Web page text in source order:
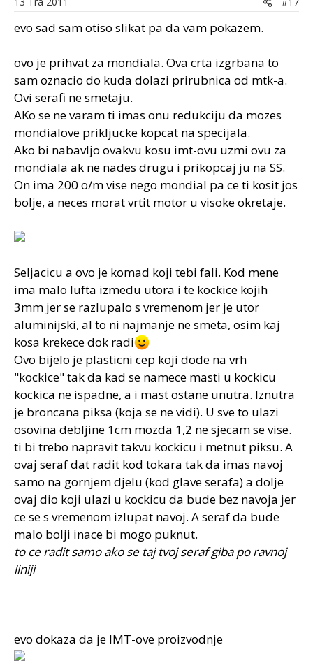
evo sad sam otiso slikat pa da vam pokazem.
ovo je prihvat za mondiala. Ova crta izgrbana to
sam oznacio do kuda dolazi prirubnica od mtk-a.
Ovi serafi ne smetaju.
AKo se ne varam ti imas onu redukciju da mozes
mondialove prikljucke kopcat na specijala.
Ako bi nabavljo ovakvu kosu imt-ovu uzmi ovu za
mondiala ak ne nades drugu i prikopcaj ju na SS.
On ima 200 o/m vise nego mondial pa ce ti kosit jos
bolje, a neces morat vrtit motor u visoke okretaje.
Seljacicu a ovo je komad koji tebi fali. Kod mene
ima malo lufta izmedu utora i te kockice kojih
3mm jer se razlupalo s vremenom jer je utor
aluminijski, al to ni najmanje ne smeta, osim kaj
kosa krekece dok radi
Ovo bijelo je plasticni cep koji dode na vrh
"kockice" tak da kad se namece masti u kockicu
kockica ne ispadne, a i mast ostane unutra. Iznutra
je broncana piksa (koja se ne vidi). U sve to ulazi
osovina debljine 1cm mozda 1,2 ne sjecam se vise.
ti bi trebo napravit takvu kockicu i metnut piksu. A
ovaj seraf dat radit kod tokara tak da imas navoj
samo na gornjem djelu (kod glave serafa) a dolje
ovaj dio koji ulazi u kockicu da bude bez navoja jer
ce se s vremenom izlupat navoj. A seraf da bude
malo bolji inace bi mogo puknut.
to ce radit samo ako se taj tvoj seraf giba po ravnoj
liniji
evo dokaza da je IMT-ove proizvodnje